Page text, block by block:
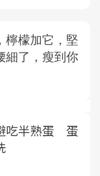
吃半熟蛋 蛋